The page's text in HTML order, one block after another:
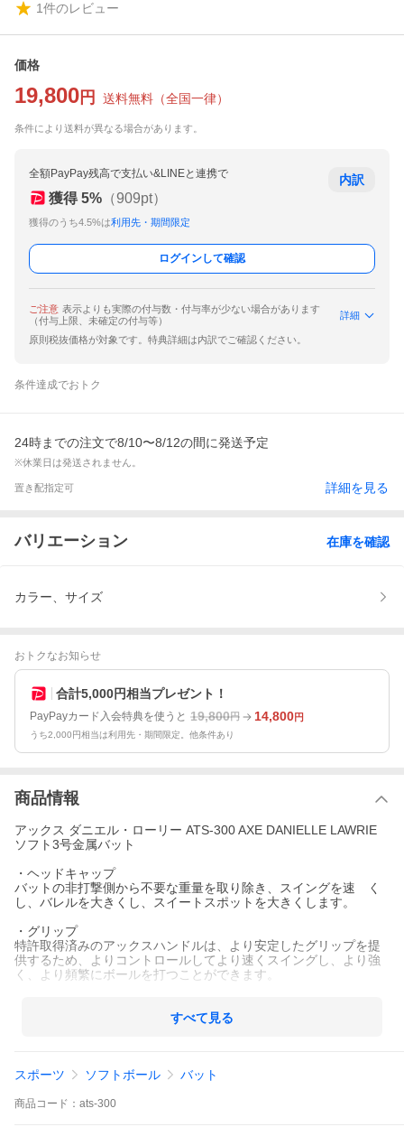
1件のレビュー
価格
19,800 円 送料無料 （全国一律）
条件により送料が異なる場合があります。
全額PayPay残高で支払い&LINEと連携で
獲得 5% （909pt）
獲得のうち4.5%は利用先・期間限定
内訳
ログインして確認
ご注意 表示よりも実際の付与数・付与率が少ない場合があります
（付与上限、未確定の付与等）
詳細
原則税抜価格が対象です。特典詳細は内訳でご確認ください。
条件達成でおトク
24時までの注文で8/10〜8/12の間に発送予定
※休業日は発送されません。
置き配指定可 詳細を見る
バリエーション 在庫を確認
カラー、サイズ
おトクなお知らせ
合計5,000円相当プレゼント！
PayPayカード入会特典を使うと 19,800円 14,800円
うち2,000円相当は利用先・期間限定。他条件あり
商品情報
アックス ダニエル・ローリー ATS-300 AXE DANIELLE LAWRIE
ソフト3号金属バット
・ヘッドキャップ
バットの非打撃側から不要な重量を取り除き、スイングを速 く
し、バレルを大きくし、スイートスポットを大きくします。
・グリップ
特許取得済みのアックスハンドルは、より安定したグリップを提
供するため、よりコントロールしてより速くスイングし、より強
く、より頻繁にボールを打つことができます。
・商品名：アックス ダニエル・ローリー（AXE DANIELLE LAWRI
33.0in（約84cm/660g平均）
34.0in（約86cm/790g平均）
すべて見る
スポーツ ソフトボール バット
商品 コード： ats-300